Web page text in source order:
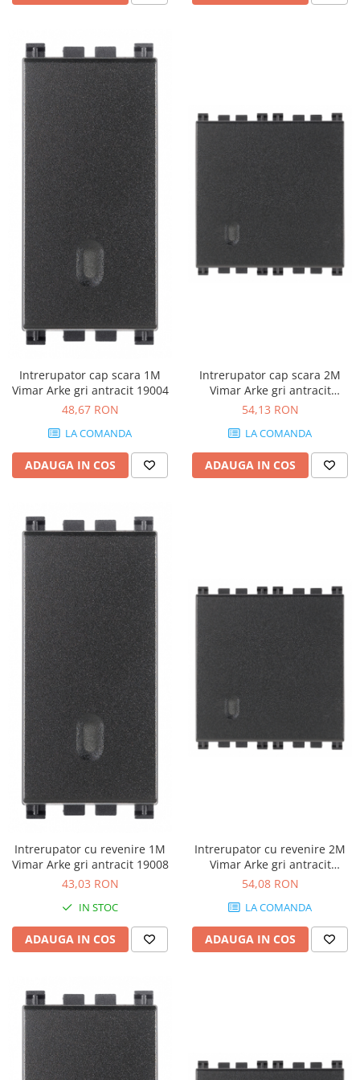
Intrerupator cap scara 1M
Vimar Arke gri antracit 19004
48,67 RON
LA COMANDA
ADAUGA IN COS
Intrerupator cap scara 2M
Vimar Arke gri antracit
19004.2
54,13 RON
LA COMANDA
ADAUGA IN COS
Intrerupator cu revenire 1M
Vimar Arke gri antracit 19008
43,03 RON
IN STOC
ADAUGA IN COS
Intrerupator cu revenire 2M
Vimar Arke gri antracit
19008.2
54,08 RON
LA COMANDA
ADAUGA IN COS